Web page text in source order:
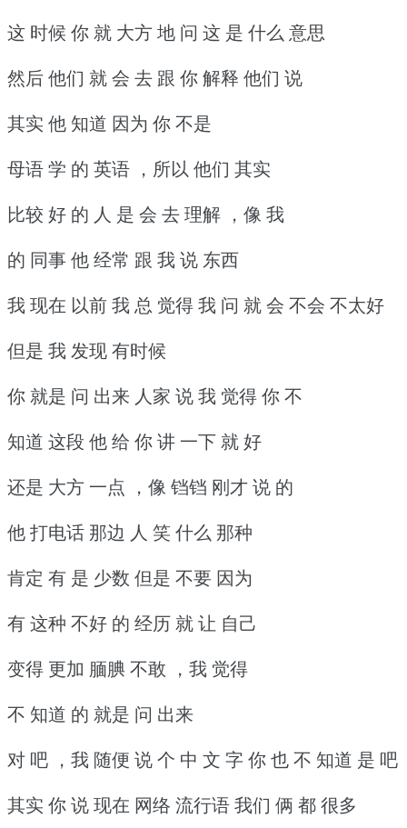
这 时候 你 就 大方 地 问 这 是 什么 意思
然后 他们 就 会 去 跟 你 解释 他们 说
其实 他 知道 因为 你 不是
母语 学 的 英语 ，所以 他们 其实
比较 好 的 人 是 会 去 理解 ，像 我
的 同事 他 经常 跟 我 说 东西
我 现在 以前 我 总 觉得 我 问 就 会 不会 不太好
但是 我 发现 有时候
你 就是 问 出来 人家 说 我 觉得 你 不
知道 这段 他 给 你 讲 一下 就 好
还是 大方 一点 ，像 铛铛 刚才 说 的
他 打电话 那边 人 笑 什么 那种
肯定 有 是 少数 但是 不要 因为
有 这种 不好 的 经历 就 让 自己
变得 更加 腼腆 不敢 ，我 觉得
不 知道 的 就是 问 出来
对 吧 ，我 随便 说 个 中 文 字 你 也 不 知道 是 吧
其实 你 说 现在 网络 流行语 我们 俩 都 很多